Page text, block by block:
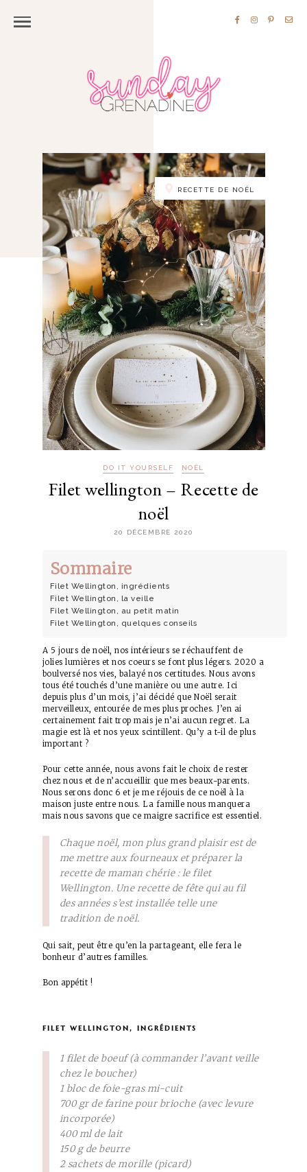
RECETTE DE NOËL
DO IT YOURSELF NOËL
Filet wellington – Recette de
noël
20 DÉCEMBRE 2020
Sommaire
Filet Wellington, ingrédients
Filet Wellington, la veille
Filet Wellington, au petit matin
Filet Wellington, quelques conseils
A 5 jours de noël, nos intérieurs se réchauffent de
jolies lumières et nos coeurs se font plus légers. 2020 a
boulversé nos vies, balayé nos certitudes. Nous avons
tous été touchés d’une manière ou une autre. Ici
depuis plus d’un mois, j’ai décidé que Noël serait
merveilleux, entourée de mes plus proches. J’en ai
certainement fait trop mais je n’ai aucun regret. La
magie est là et nos yeux scintillent. Qu’y a t-il de plus
important ?
Pour cette année, nous avons fait le choix de rester
chez nous et de n’accueillir que mes beaux-parents.
Nous serons donc 6 et je me réjouis de ce noël à la
maison juste entre nous. La famille nous manquera
mais nous savons que ce maigre sacrifice est essentiel.
Chaque noël, mon plus grand plaisir est de
me mettre aux fourneaux et préparer la
recette de maman chérie : le filet
Wellington. Une recette de fête qui au fil
des années s’est installée telle une
tradition de noël.
Qui sait, peut être qu’en la partageant, elle fera le
bonheur d’autres familles.
Bon appétit !
filet wellington, ingrédients
1 filet de boeuf (à commander l’avant veille
chez le boucher)
1 bloc de foie-gras mi-cuit
700 gr de farine pour brioche (avec levure
incorporée)
400 ml de lait
150 g de beurre
2 sachets de morille (picard)